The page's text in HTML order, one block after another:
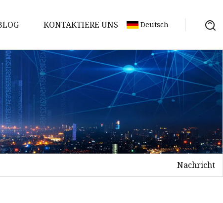
KONTAKTIERE UNS Deutsch
Nachricht